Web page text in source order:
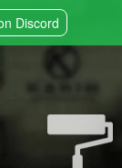
Discord